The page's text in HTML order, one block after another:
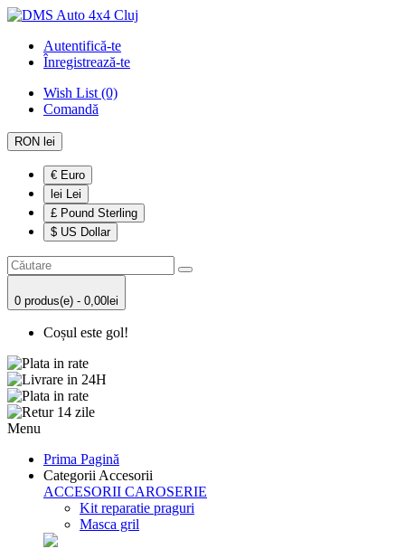
Autentifică-te
Înregistrează-te
Wish List (0)
Comandă
RON lei
€ Euro
lei Lei
£ Pound Sterling
$ US Dollar
0 produs(e) - 0,00lei
Coșul este gol!
Menu
Prima Pagină
Categorii Accesorii
ACCESORII CAROSERIE
Kit reparatie praguri
Masca gril